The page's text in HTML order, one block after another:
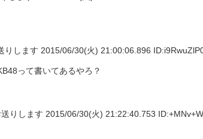
りします 2015/06/30(火) 21:00:06.896
って書いてあるやろ？
りします 2015/06/30(火) 21:22:40.753